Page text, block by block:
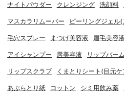
ナイトパウダー クレンジング 洗顔料
マスカラリムーバー ピーリングジェル
毛穴スプレー まつげ美容液 眉毛美容液
アイシャンプー 唇美容液 リップバーム
リップスクラブ くまとりシート(目元
あぶらとり紙 コットン シミ用飲み薬